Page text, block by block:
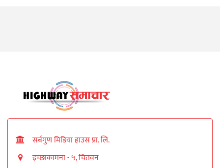
सर्बगुण मिडिया हाउस प्रा. लि.
इच्छाकामना - ५, चितवन